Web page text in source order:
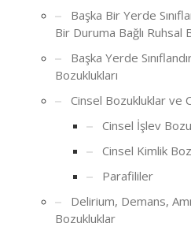
Başka Bir Yerde
Bir Duruma Bağlı Ruhsal
Başka Yerde
Bozuklukları
Cinsel Bozukluklar ve
Cinsel İşlev
Cinsel Kimlik
Parafililer
Delirium, Demans,
Bozukluklar